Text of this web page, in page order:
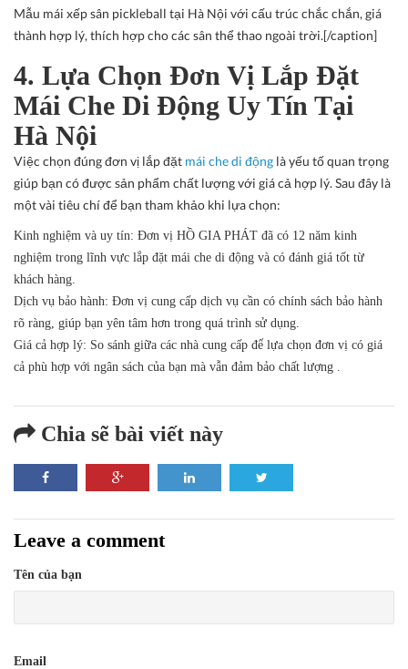
Mẫu mái xếp sân pickleball tại Hà Nội với cấu trúc chắc chắn, giá
thành hợp lý, thích hợp cho các sân thể thao ngoài trời.[/caption]
4. Lựa Chọn Đơn Vị Lắp Đặt
Mái Che Di Động Uy Tín Tại
Hà Nội
Việc chọn đúng đơn vị lắp đặt mái che di động là yếu tố quan trọng
giúp bạn có được sản phẩm chất lượng với giá cả hợp lý. Sau đây là
một vài tiêu chí để bạn tham khảo khi lựa chọn:
Kinh nghiệm và uy tín: Đơn vị HỒ GIA PHÁT đã có 12 năm kinh
nghiệm trong lĩnh vực lắp đặt mái che di động và có đánh giá tốt từ
khách hàng.
Dịch vụ bảo hành: Đơn vị cung cấp dịch vụ cần có chính sách bảo hành
rõ ràng, giúp bạn yên tâm hơn trong quá trình sử dụng.
Giá cả hợp lý: So sánh giữa các nhà cung cấp để lựa chọn đơn vị có giá
cả phù hợp với ngân sách của bạn mà vẫn đảm bảo chất lượng .
Chia sẽ bài viết này
Leave a comment
Tên của bạn
Email